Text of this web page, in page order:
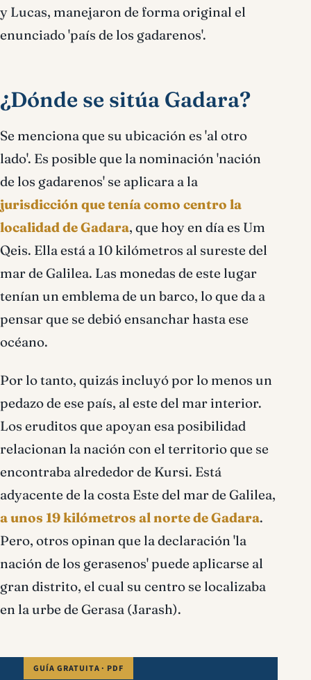
y Lucas, manejaron de forma original el
enunciado 'país de los gadarenos'.
¿Dónde se sitúa Gadara?
Se menciona que su ubicación es 'al otro
lado'. Es posible que la nominación 'nación
de los gadarenos' se aplicara a la
jurisdicción que tenía como centro la
localidad de Gadara, que hoy en día es Um
Qeis. Ella está a 10 kilómetros al sureste del
mar de Galilea. Las monedas de este lugar
tenían un emblema de un barco, lo que da a
pensar que se debió ensanchar hasta ese
océano.
Por lo tanto, quizás incluyó por lo menos un
pedazo de ese país, al este del mar interior.
Los eruditos que apoyan esa posibilidad
relacionan la nación con el territorio que se
encontraba alrededor de Kursi. Está
adyacente de la costa Este del mar de Galilea,
a unos 19 kilómetros al norte de Gadara.
Pero, otros opinan que la declaración 'la
nación de los gerasenos' puede aplicarse al
gran distrito, el cual su centro se localizaba
en la urbe de Gerasa (Jarash).
GUÍA GRATUITA · PDF